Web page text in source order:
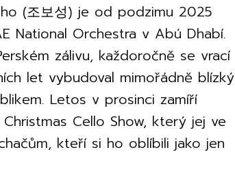
(조보성) je od podzimu 2025
National Orchestra v Abú Dhabí.
zálivu, každoročně se vrací
let vybudoval mimořádně blízký
Letos v prosinci zamíří
Cello Show, který jej ve
kteří si ho oblíbili jako jen